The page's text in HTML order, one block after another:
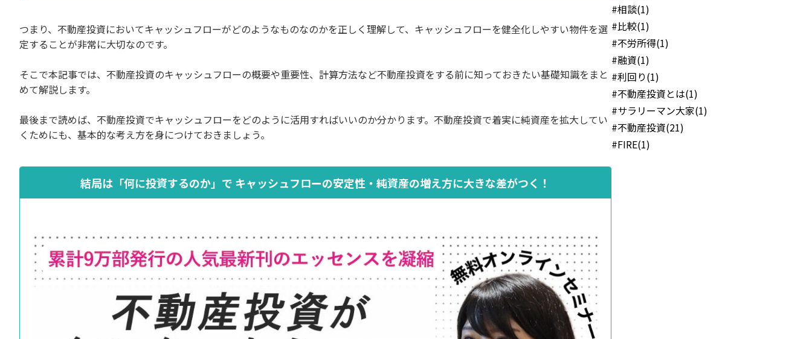
つまり、不動産投資においてキャッシュフローがどのようなものなのかを正しく理解して、キャッシュフローを健全化しやすい物件を選
定することが非常に大切なのです。
そこで本記事では、不動産投資のキャッシュフローの概要や重要性、計算方法など不動産投資をする前に知っておきたい基礎知識をまと
めて解説します。
最後まで読めば、不動産投資でキャッシュフローをどのように活用すればいいのか分かります。不動産投資で着実に純資産を拡大してい
くためにも、基本的な考え方を身につけておきましょう。
結局は「何に投資するのか」で キャッシュフローの安定性・純資産の増え方に大きな差がつく！
#相談(1)
#比較(1)
#不労所得(1)
#融資(1)
#利回り(1)
#不動産投資とは(1)
#サラリーマン大家(1)
#不動産投資(21)
#FIRE(1)